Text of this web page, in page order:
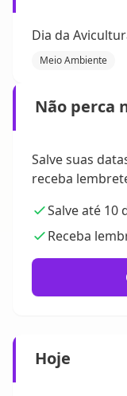
Dia da
Meio Ambiente
Não perca
Salve suas
receba
Salve até
Receba
Hoje